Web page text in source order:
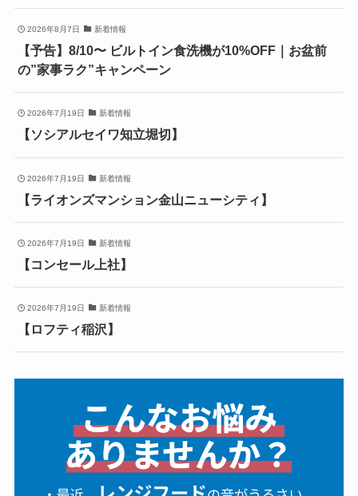
2026年8月7日 新着情報
【予告】8/10〜 ビルトイン食洗機が10%OFF｜お盆前
の”家事ラク”キャンペーン
2026年7月19日 新着情報
【ソシアルセイワ知立堀切】
2026年7月19日 新着情報
【ライオンズマンション金山ニューシティ】
2026年7月19日 新着情報
【コンセール上社】
2026年7月19日 新着情報
【ロフティ稲沢】